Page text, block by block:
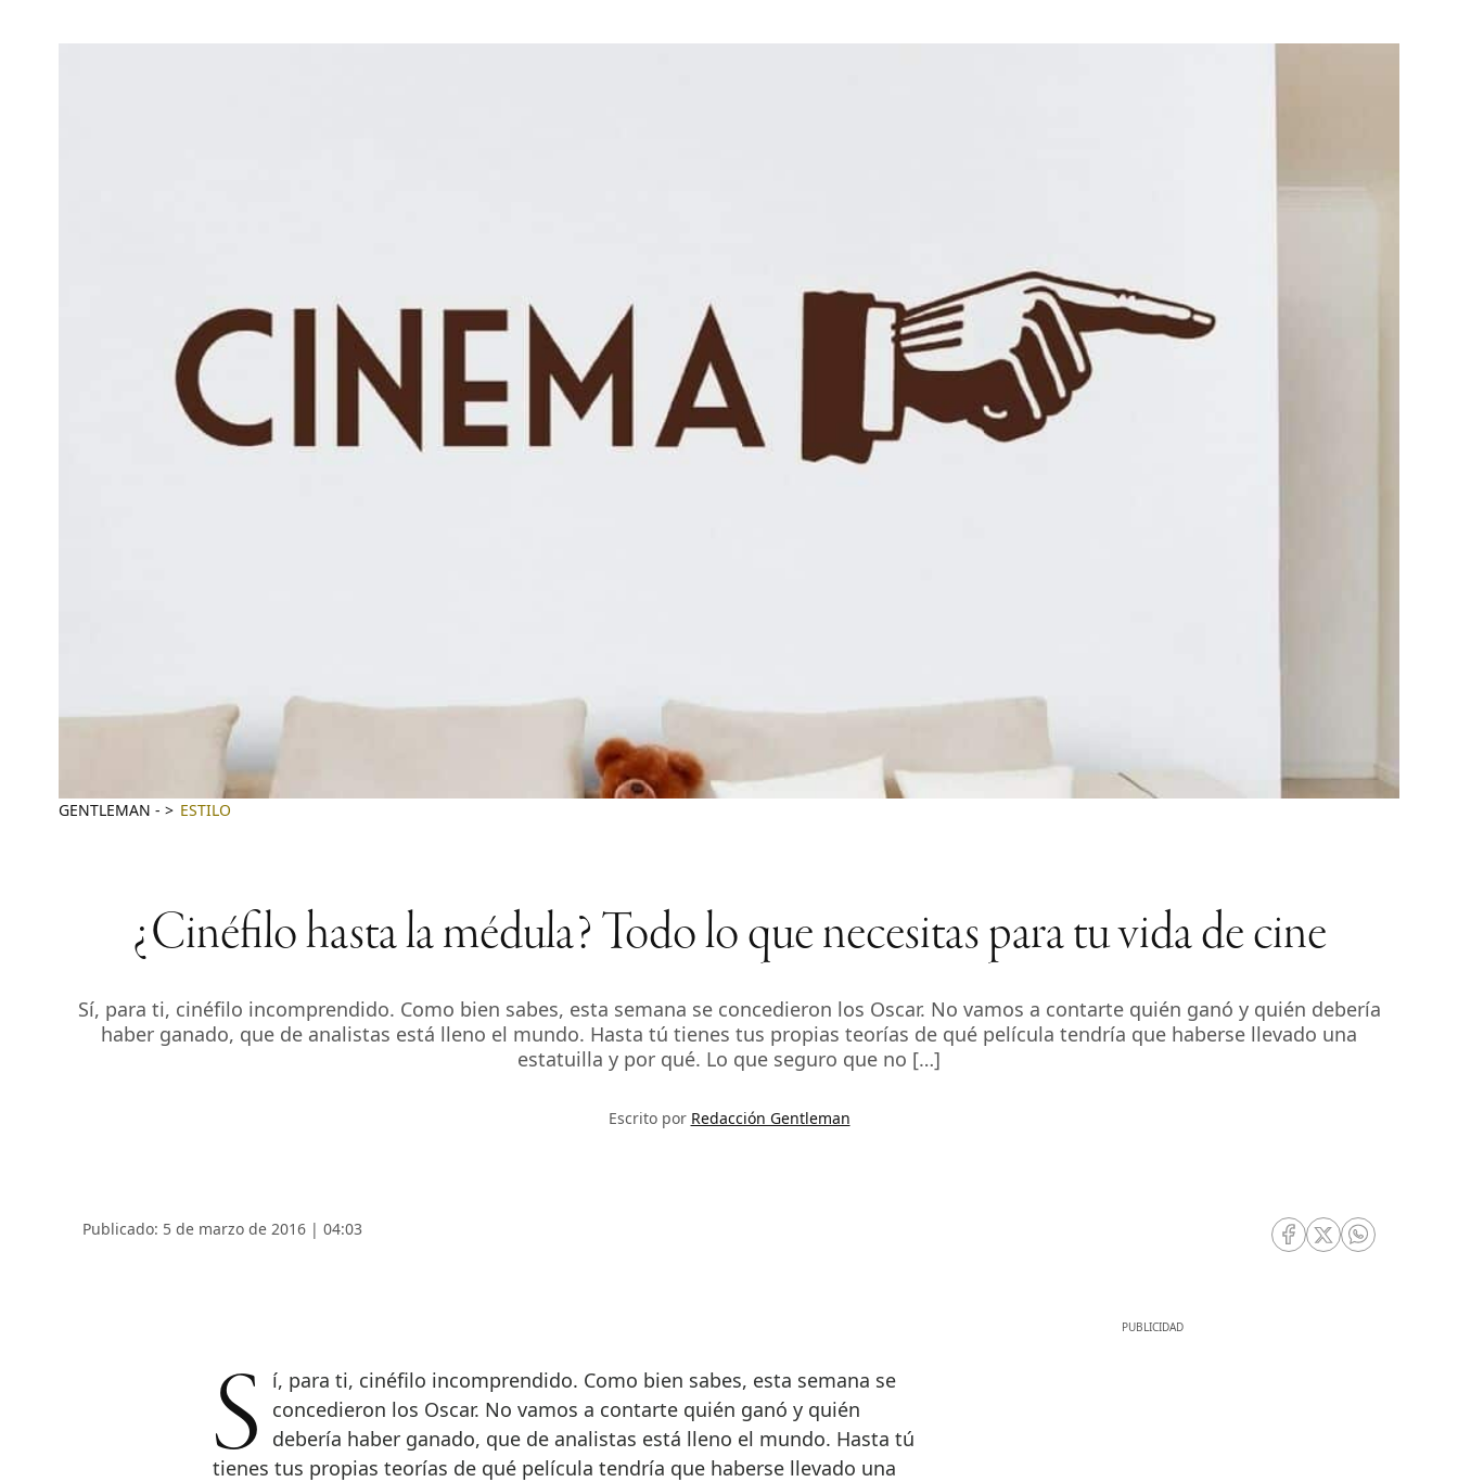
GENTLEMAN - ESTILO
¿Cinéfilo hasta la médula? Todo lo que necesitas para tu vida de cine
Sí, para ti, cinéfilo incomprendido. Como bien sabes, esta semana se concedieron los Oscar. No vamos a contarte quién ganó y quién debería
haber ganado, que de analistas está lleno el mundo. Hasta tú tienes tus propias teorías de qué película tendría que haberse llevado una
estatuilla y por qué. Lo que seguro que no […]
Escrito por Redacción Gentleman
Publicado: 5 de marzo de 2016 | 04:03
RRSS Facebook
RRSS Twitter
RRSS
Sí, para ti, cinéfilo incomprendido. Como bien sabes, esta semana se
concedieron los Oscar. No vamos a contarte quién ganó y quién
debería haber ganado, que de analistas está lleno el mundo. Hasta tú
tienes tus propias teorías de qué película tendría que haberse llevado una